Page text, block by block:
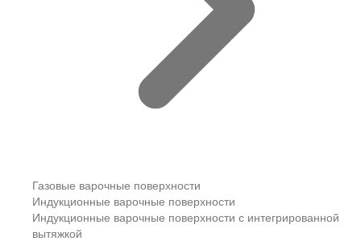
Газовые варочные поверхности
Индукционные варочные поверхности
Индукционные варочные поверхности с интегрированной
вытяжкой